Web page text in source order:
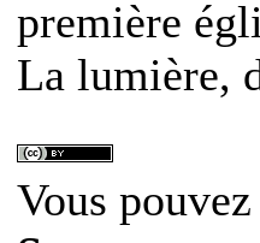
première
La lumière,
Vous